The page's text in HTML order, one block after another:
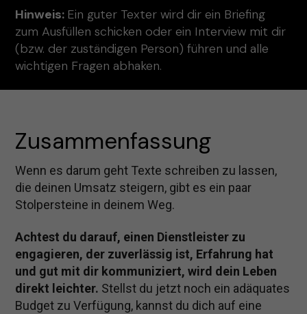
Hinweis: Ein guter Texter wird dir ein Briefing
zum Ausfüllen schicken oder ein Interview mit dir
(bzw. der zuständigen Person) führen und alle
wichtigen Fragen abhaken.
Zusammenfassung
Wenn es darum geht Texte schreiben zu lassen,
die deinen Umsatz steigern, gibt es ein paar
Stolpersteine in deinem Weg.
Achtest du darauf, einen Dienstleister zu
engagieren, der zuverlässig ist, Erfahrung hat
und gut mit dir kommuniziert, wird dein Leben
direkt leichter. Stellst du jetzt noch ein adäquates
Budget zu Verfügung, kannst du dich auf eine